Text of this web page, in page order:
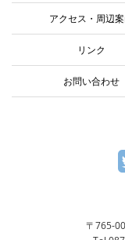
アクセス・周辺
リンク
お問い合わせ
〒765-